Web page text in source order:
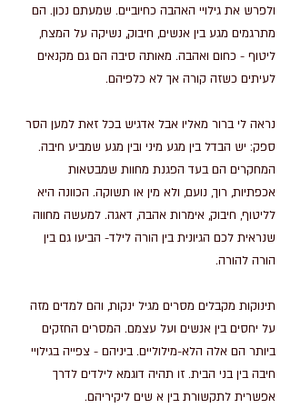
ולפרש את גילויי האהבה כחיוביים. שמעתם נכון. הם
מתרגמים מגע בין אנשים, חיבוק, נשיקה על המצח,
ליטוף - כחום ואהבה. מאותה סיבה הם גם מקנאים
לעיתים כשזה קורה אך לא כלפיהם.
נראה לי ברור מאליו אבל אדגיש בכל זאת למען הסר
ספק: יש הבדל בין מגע מיני ובין מגע שמביע חיבה.
המחקרים הם בעד הפגנת מחוות שמבטאות
אכפתיות, רוך, נועם, ולא מין או תשוקה. הכוונה היא
לליטוף, חיבוק, אימרות אהבה, דאגה. למעשה מחווה
שנראית לכם הגיונית בין הורה לילד- הביעו גם בין
הורה להורה.
תינוקות מקבלים מסרים מגיל ינקות, והם למדים מזה
על יחסים בין אנשים ועל עצמם. המסרים החזקים
ביותר הם אלה הלא-מילוליים. ביניהם - צפייה בגילויי
חיבה בין בני הבית. זו תהיה דוגמא לילדים לדרך
אפשרית לתקשורת בין א שים ליקיריהם.